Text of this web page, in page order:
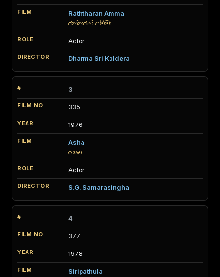
Raththaran Amma
රත්තරන් අම්මා
Actor
Dharma Sri Kaldera
3
335
1976
Asha
ආශා
Actor
S.G. Samarasingha
4
377
1978
Siripathula